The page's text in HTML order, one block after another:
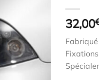
32,00